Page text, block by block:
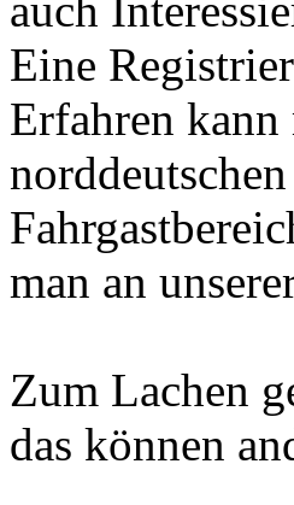
auch
Eine
Erfahren
man an
Zum Lachen
das können